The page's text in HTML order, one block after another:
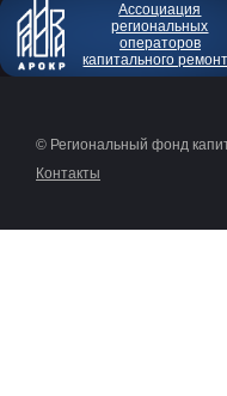
Ассоциация
региональных
операторов
капитального
© Региональный фонд
Контакты